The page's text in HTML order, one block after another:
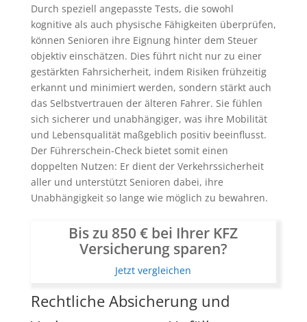
Durch speziell angepasste Tests, die sowohl
kognitive als auch physische Fähigkeiten überprüfen,
können Senioren ihre Eignung hinter dem Steuer
objektiv einschätzen. Dies führt nicht nur zu einer
gestärkten Fahrsicherheit, indem Risiken frühzeitig
erkannt und minimiert werden, sondern stärkt auch
das Selbstvertrauen der älteren Fahrer. Sie fühlen
sich sicherer und unabhängiger, was ihre Mobilität
und Lebensqualität maßgeblich positiv beeinflusst.
Der Führerschein-Check bietet somit einen
doppelten Nutzen: Er dient der Verkehrssicherheit
aller und unterstützt Senioren dabei, ihre
Unabhängigkeit so lange wie möglich zu bewahren.
Bis zu 850 € bei Ihrer KFZ
Versicherung sparen?
Jetzt vergleichen
Rechtliche Absicherung und